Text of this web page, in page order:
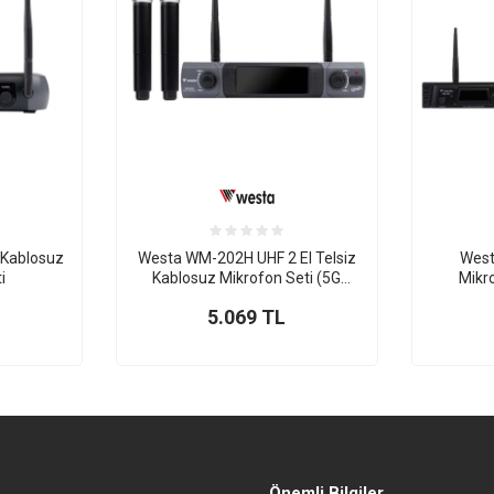
Westa WM-202H UHF 2 El Telsiz
Kablosuz Mikrofon Seti (5G
5.069 TL